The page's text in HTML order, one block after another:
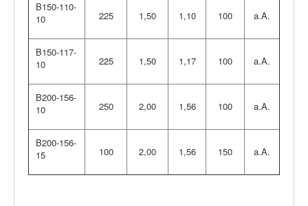
B150-110-
10
225 1,50 1,10 100 a.A.
B150-117-
10
225 1,50 1,17 100 a.A.
B200-156-
10
250 2,00 1,56 100 a.A.
B200-156-
15
100 2,00 1,56 150 a.A.